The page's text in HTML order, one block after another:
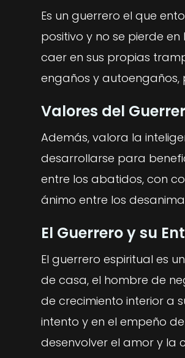
Es un guerrero el que
positivo y no se pierde
caer en sus propias
engaños y
Valores del
Además, valora la
desarrollarse para
entre los abatidos, con
ánimo entre los
El Guerrero y su
El guerrero espiritual es
de casa, el hombre de
de crecimiento interior a
intento y en el empeño
desenvolver el amor y la